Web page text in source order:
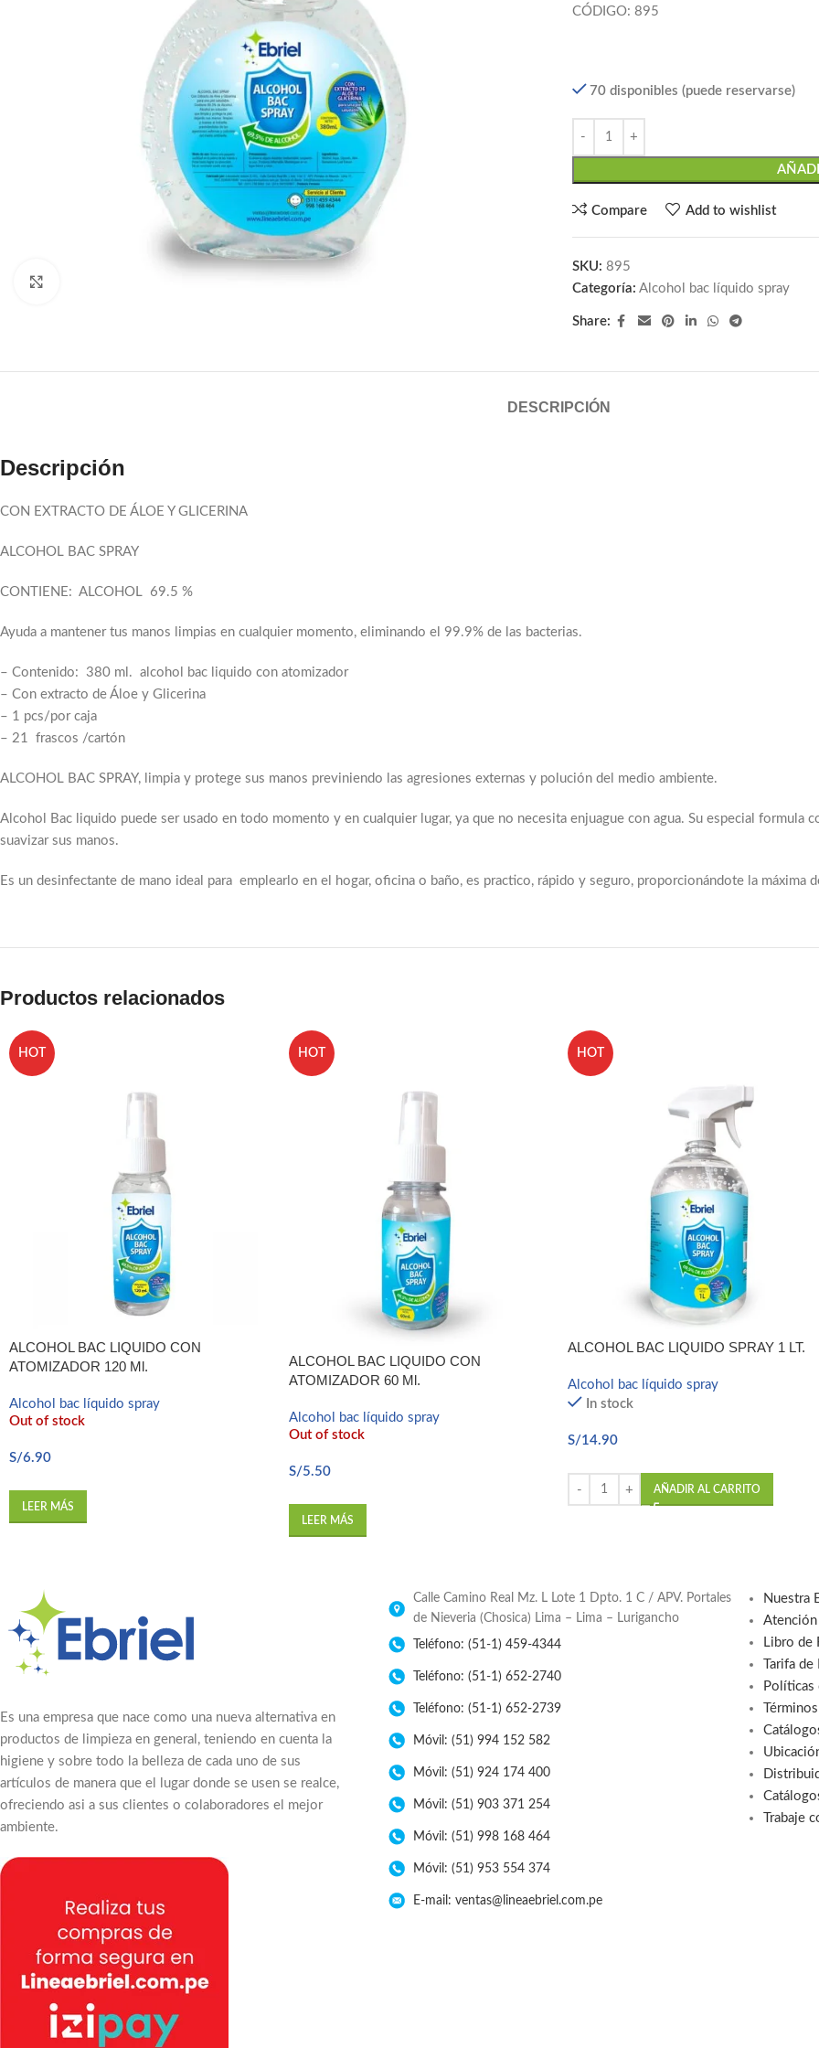
CÓDIGO: 895
70 disponibles (puede reservarse)
Compare Add to wishlist
SKU: 895
Categoría: Alcohol bac líquido spray
Share:
DESCRIPCIÓN
Descripción
CON EXTRACTO DE ÁLOE Y GLICERINA
ALCOHOL BAC SPRAY
CONTIENE: ALCOHOL 69.5 %
Ayuda a mantener tus manos limpias en cualquier momento, eliminando el 99.9% de las bacterias.
– Contenido: 380 ml. alcohol bac liquido con atomizador
– Con extracto de Áloe y Glicerina
– 1 pcs/por caja
– 21 frascos /cartón
ALCOHOL BAC SPRAY, limpia y protege sus manos previniendo las agresiones externas y polución del medio ambiente.
Alcohol Bac liquido puede ser usado en todo momento y en cualquier lugar, ya que no necesita enjuague con agua. Su especial formula
suavizar sus manos.
Es un desinfectante de mano ideal para emplearlo en el hogar, oficina o baño, es practico, rápido y seguro, proporcionándote la máxima
Productos relacionados
HOT
ALCOHOL BAC LIQUIDO CON
ATOMIZADOR 120 Ml.
Alcohol bac líquido spray
Out of stock
S/6.90
LEER MÁS
HOT
ALCOHOL BAC LIQUIDO CON
ATOMIZADOR 60 Ml.
Alcohol bac líquido spray
Out of stock
S/5.50
LEER MÁS
HOT
ALCOHOL BAC LIQUIDO SPRAY 1 LT.
Alcohol bac líquido spray
In stock
S/14.90
AÑADIR AL CARRITO
Es una empresa que nace como una nueva alternativa en
productos de limpieza en general, teniendo en cuenta la
higiene y sobre todo la belleza de cada uno de sus
artículos de manera que el lugar donde se usen se realce,
ofreciendo asi a sus clientes o colaboradores el mejor
ambiente.
Calle Camino Real Mz. L Lote 1 Dpto. 1 C / APV. Portales
de Nieveria (Chosica) Lima – Lima – Lurigancho
Teléfono: (51-1) 459-4344
Teléfono: (51-1) 652-2740
Teléfono: (51-1) 652-2739
Móvil: (51) 994 152 582
Móvil: (51) 924 174 400
Móvil: (51) 903 371 254
Móvil: (51) 998 168 464
Móvil: (51) 953 554 374
E-mail: ventas@lineaebriel.com.pe
Nuestra
Atención
Libro de
Tarifa
Políticas
Trabaje
Facebook
Email